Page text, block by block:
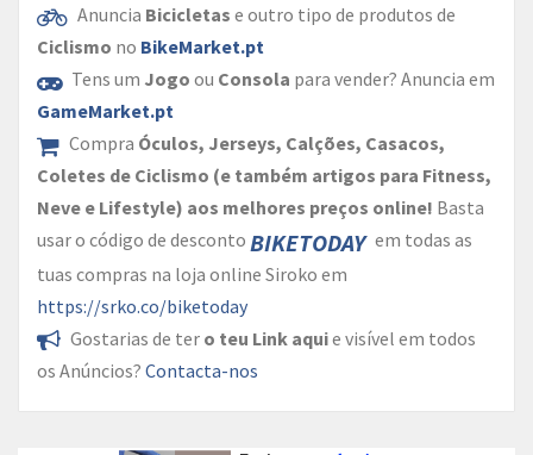
Anuncia Bicicletas e outro tipo de produtos de
Ciclismo no BikeMarket.pt
Tens um Jogo ou Consola para vender? Anuncia em
GameMarket.pt
Compra Óculos, Jerseys, Calções, Casacos,
Coletes de Ciclismo (e também artigos para Fitness,
Neve e Lifestyle) aos melhores preços online! Basta
usar o código de desconto BIKETODAY em todas as
tuas compras na loja online Siroko em
https://srko.co/biketoday
Gostarias de ter o teu Link aquie visível em todos
os Anúncios? Contacta-nos